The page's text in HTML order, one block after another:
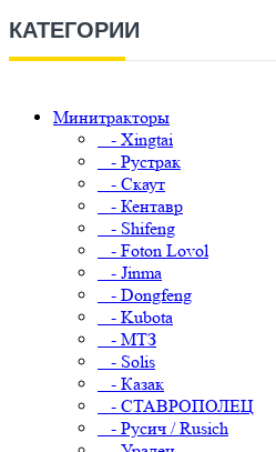
КАТЕГОРИИ
Минитракторы
- Xingtai
- Рустрак
- Скаут
- Кентавр
- Shifeng
- Foton Lovol
- Jinma
- Dongfeng
- Kubota
- МТЗ
- Solis
- Казак
- СТАВРОПОЛЕЦ
- Русич / Rusich